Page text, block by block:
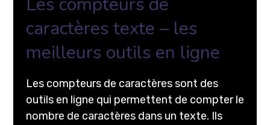
caractères texte – les
meilleurs outils en ligne
Les compteurs de caractères sont des
outils en ligne qui permettent de compter le
nombre de caractères dans un texte. Ils